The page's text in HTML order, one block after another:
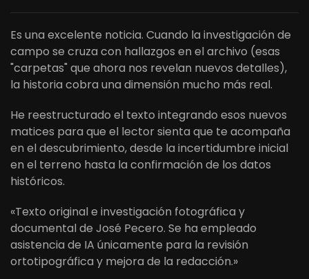
Es una excelente noticia. Cuando la investigación de
campo se cruza con hallazgos en el archivo (esas
"carpetas" que ahora nos revelan nuevos detalles),
la historia cobra una dimensión mucho más real.
He reestructurado el texto integrando esos nuevos
matices para que el lector sienta que te acompaña
en el descubrimiento, desde la incertidumbre inicial
en el terreno hasta la confirmación de los datos
históricos.
«Texto original e investigación fotográfica y
documental de José Pecero. Se ha empleado
asistencia de IA únicamente para la revisión
ortotipográfica y mejora de la redacción.»